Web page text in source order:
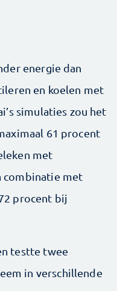
energie dan
en koelen met
simulaties zou het
61 procent
met
combinatie met
procent bij
testte twee
in verschillende